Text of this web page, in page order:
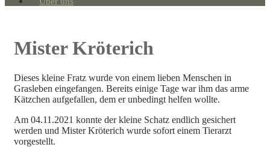
Mister Kröterich
Dieses kleine Fratz wurde von einem lieben Menschen in
Grasleben eingefangen. Bereits einige Tage war ihm das arme
Kätzchen aufgefallen, dem er unbedingt helfen wollte.
Am 04.11.2021 konnte der kleine Schatz endlich gesichert
werden und Mister Kröterich wurde sofort einem Tierarzt
vorgestellt.